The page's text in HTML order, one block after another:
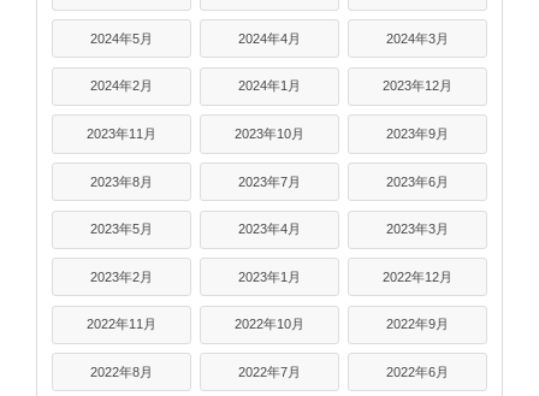
2024年5月 2024年4月 2024年3月
2024年2月 2024年1月 2023年12月
2023年11月 2023年10月 2023年9月
2023年8月 2023年7月 2023年6月
2023年5月 2023年4月 2023年3月
2023年2月 2023年1月 2022年12月
2022年11月 2022年10月 2022年9月
2022年8月 2022年7月 2022年6月